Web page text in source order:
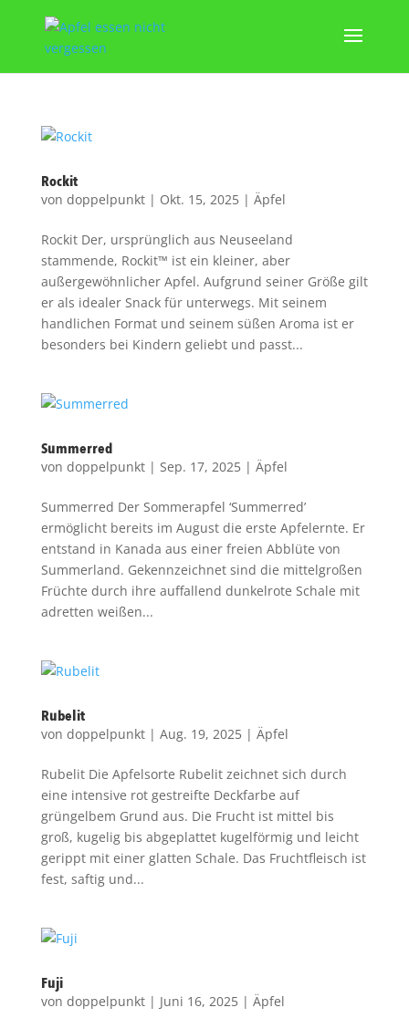
Rockit
von doppelpunkt| Okt. 15, 2025| Äpfel
Rockit Der, ursprünglich aus Neuseeland
stammende, Rockit™ ist ein kleiner, aber
außergewöhnlicher Apfel. Aufgrund seiner Größe gilt
er als idealer Snack für unterwegs. Mit seinem
handlichen Format und seinem süßen Aroma ist er
besonders bei Kindern geliebt und passt...
Summerred
von doppelpunkt| Sep. 17, 2025| Äpfel
Summerred Der Sommerapfel ‘Summerred’
ermöglicht bereits im August die erste Apfelernte. Er
entstand in Kanada aus einer freien Abblüte von
Summerland. Gekennzeichnet sind die mittelgroßen
Früchte durch ihre auffallend dunkelrote Schale mit
adretten weißen...
Rubelit
von doppelpunkt| Aug. 19, 2025| Äpfel
Rubelit Die Apfelsorte Rubelit zeichnet sich durch
eine intensive rot gestreifte Deckfarbe auf
grüngelbem Grund aus. Die Frucht ist mittel bis
groß, kugelig bis abgeplattet kugelförmig und leicht
gerippt mit einer glatten Schale. Das Fruchtfleisch ist
fest, saftig und...
Fuji
von doppelpunkt| Juni 16, 2025| Äpfel